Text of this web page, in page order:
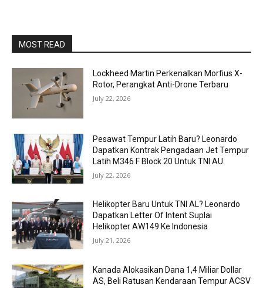
MOST READ
Lockheed Martin Perkenalkan Morfius X-
Rotor, Perangkat Anti-Drone Terbaru
July 22, 2026
Pesawat Tempur Latih Baru? Leonardo
Dapatkan Kontrak Pengadaan Jet Tempur
Latih M346 F Block 20 Untuk TNI AU
July 22, 2026
Helikopter Baru Untuk TNI AL? Leonardo
Dapatkan Letter Of Intent Suplai
Helikopter AW149 Ke Indonesia
July 21, 2026
Kanada Alokasikan Dana 1,4 Miliar Dollar
AS, Beli Ratusan Kendaraan Tempur ACSV